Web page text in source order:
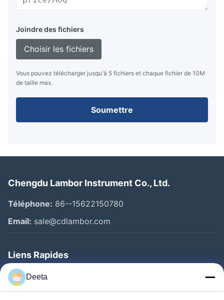
Joindre des fichiers
Choisir les fichiers
Vous pouvez télécharger jusqu'à 5 fichiers et chaque fichier de 10M
de taille max.
Soumettre
Chengdu Lambor Instrument Co., Ltd.
Téléphone: 86--15622150780
Email: sale@cdlambor.com
Liens Rapides
Aperçu
Produits
Deeta